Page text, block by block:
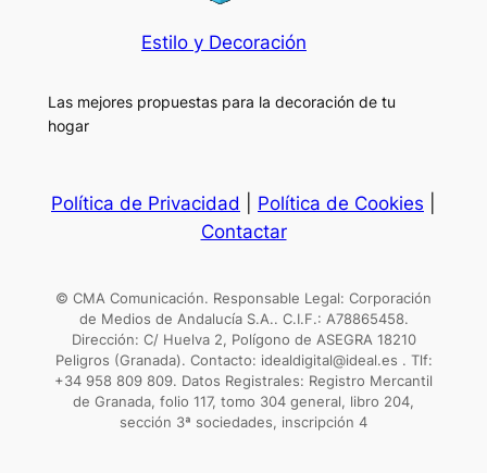
Estilo y Decoración
Las mejores propuestas para la decoración de tu
hogar
Política de Privacidad Política de Cookies
Contactar
© CMA Comunicación. Responsable Legal: Corporación
de Medios de Andalucía S.A.. C.I.F.: A78865458.
Dirección: C/ Huelva 2, Polígono de ASEGRA 18210
Peligros (Granada). Contacto: idealdigital@ideal.es . Tlf:
+34 958 809 809. Datos Registrales: Registro Mercantil
de Granada, folio 117, tomo 304 general, libro 204,
sección 3ª sociedades, inscripción 4